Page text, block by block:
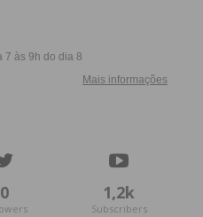
0 1,2k
Subscribers